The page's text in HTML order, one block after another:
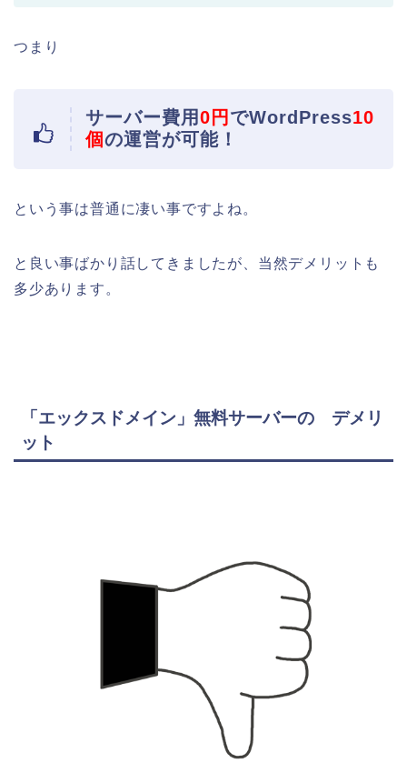
つまり
サーバー費用0円 でWordPress10
個の運営が可能！
という事は普通に凄い事ですよね。
と良い事ばかり話してきましたが、当然デメリットも
多少あります。
「エックスドメイン」無料サーバーの デメリ
ット